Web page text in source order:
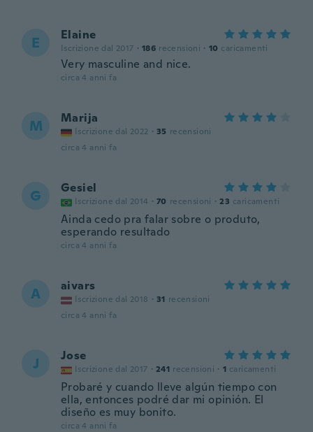
E Elaine
Iscrizione dal 2017 · 186 recensioni · 10 caricamenti
Very masculine and nice.
circa 4 anni fa
M Marija
Iscrizione dal 2022 · 35 recensioni
circa 4 anni fa
G Gesiel
Iscrizione dal 2014 · 70 recensioni · 23 caricamenti
Ainda cedo pra falar sobre o produto,
esperando resultado
circa 4 anni fa
A aivars
Iscrizione dal 2018 · 31 recensioni
circa 4 anni fa
J Jose
Iscrizione dal 2017 · 241 recensioni · 1 caricamenti
Probaré y cuando lleve algún tiempo con
ella, entonces podré dar mi opinión. El
diseño es muy bonito.
circa 4 anni fa